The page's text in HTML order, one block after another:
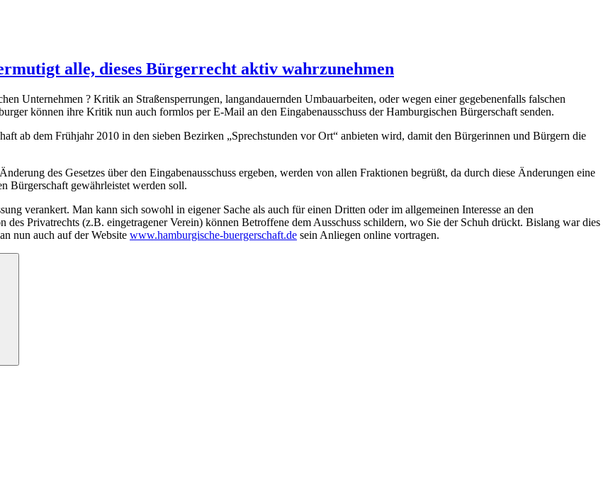
alle, dieses Bürgerrecht aktiv wahrzunehmen
Unternehmen ? Kritik an Straßensperrungen, langandauernden Umbauarbeiten, oder wegen einer gegebenenfalls falschen
können ihre Kritik nun auch formlos per E-Mail an den Eingabenausschuss der Hamburgischen Bürgerschaft senden.
ab dem Frühjahr 2010 in den sieben Bezirken „Sprechstunden vor Ort“ anbieten wird, damit den Bürgerinnen und Bürgern die
des Gesetzes über den Eingabenausschuss ergeben, werden von allen Fraktionen begrüßt, da durch diese Änderungen eine
Bürgerschaft gewährleistet werden soll.
verankert. Man kann sich sowohl in eigener Sache als auch für einen Dritten oder im allgemeinen Interesse an den
Privatrechts (z.B. eingetragener Verein) können Betroffene dem Ausschuss schildern, wo Sie der Schuh drückt. Bislang war dies
nun auch auf der Website www.hamburgische-buergerschaft.de sein Anliegen online vortragen.